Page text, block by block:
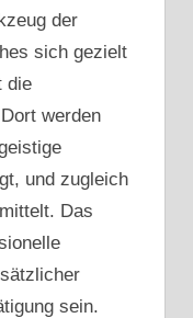
der
sich gezielt
die
werden
und zugleich
Das
sein.